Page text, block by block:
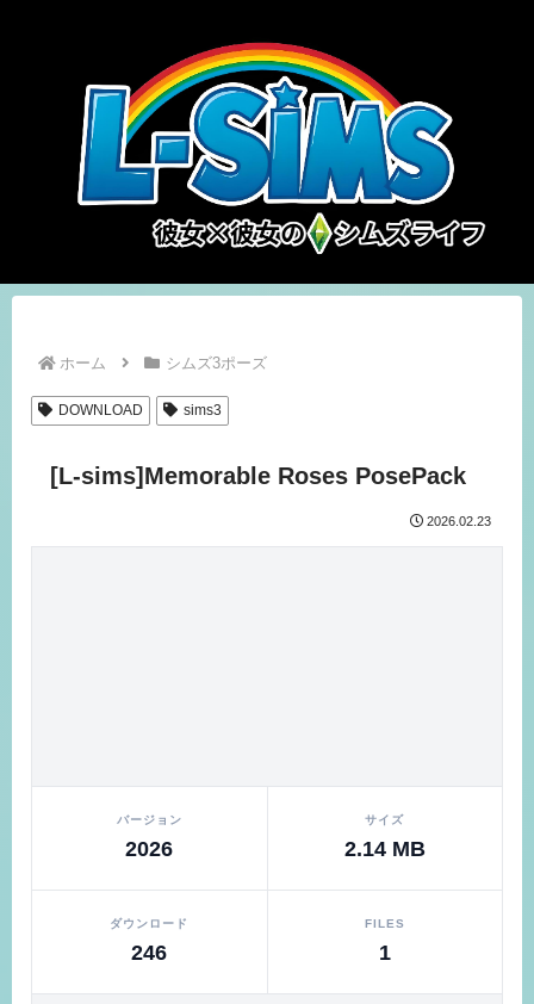
ホーム シムズ3ポーズ
DOWNLOAD sims3
[L-sims]Memorable Roses PosePack
2026.02.23
バージョン
2026
サイズ
2.14 MB
ダウンロード
246
FILES
1